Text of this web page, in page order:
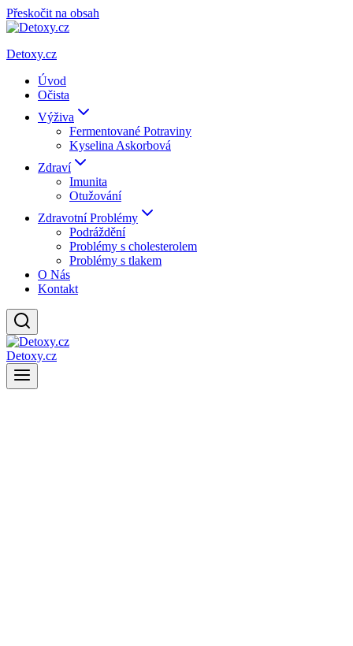
Přeskočit na obsah
Detoxy.cz
Úvod
Očista
Výživa
Fermentované Potraviny
Kyselina Askorbová
Zdraví
Imunita
Otužování
Zdravotní Problémy
Podráždění
Problémy s cholesterolem
Problémy s tlakem
O Nás
Kontakt
Detoxy.cz